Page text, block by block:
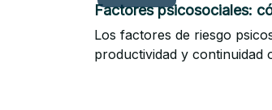
Factores psicosociales:
Los factores de riesgo
productividad y continuidad